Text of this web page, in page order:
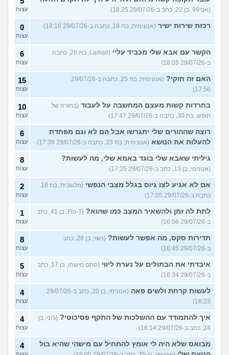
(אבי99, בן 22, כתב ב-29/07/26 18:25) עצות
רכזת שירות ישיר (אנונימית, בת 18, כתבה ב-29/07/26 18:16) 0
עצות
הקשר עם אבא שלי מכביד עליי
(Lamali, בת 26, כתבה
ב-29/07/26 18:05)
6
עצות
האם זה חוקי?
(אנונימית, בת 25, כתבה ב-29/07/26
17:56)
15
עצות
בחרדות קשות מעצם המחשבה על לעבוד (בחורה של
חופש, בת 30, כתבה ב-29/07/26 17:47)
10
עצות
רוצה שההורים שלי יתגרשו אבל הם לא וגם מפחדת
להעלות את הנושא (אנונימית, בת 23, כתבה ב-29/07/26 17:36)
6
עצות
גיליתי שאבא שלי בוגד באמא שלי, מה לעשות?
(אנונימי, בן 13, כתב ב-29/07/26 17:25)
8
עצות
אם לא אגיע לצו גיוס בגלל מצבי הנפשי
כתבה ב-29/07/26 17:05)
2
עצות
לתת לה זמן ולהשאיר המצב כמו שהוא?
(Flo-T, בן 41, כתב
ב-29/07/26 16:56)
1
עצות
תדירות סקס, מה אפשר לעשות?
(נשוי, בן 28, כתב
ב-29/07/26 16:45)
8
עצות
איבדתי את הבתולים על נערת ליווי
(סתם מישהו, בן 17, כתב
ב-29/07/26 16:34)
5
עצות
לעשות קרחת ולשים פאה
(אנונימי, בן 20, כתב ב-29/07/26
16:23)
4
עצות
איך להתמודד עם ההשלכות של התקף פסיכוטי? (ג'וני, בן
24, כתב ב-29/07/26 16:14)
4
עצות
מבואס שלא היה לי אומץ להתחיל עם מישהי שהיא בול
4
עצות